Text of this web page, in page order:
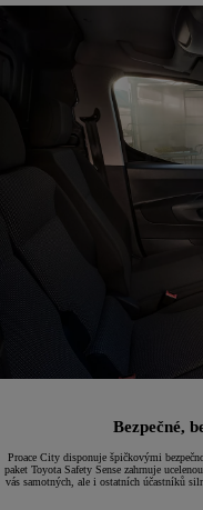
Bezpečné,
Proace City disponuje špičkovými
paket Toyota Safety Sense zahrnuje
vás samotných, ale i ostatních účastníků